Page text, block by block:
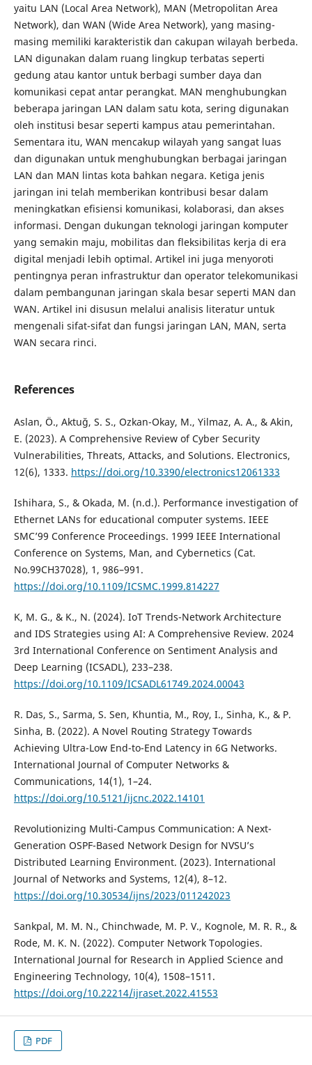
yaitu LAN (Local Area Network), MAN (Metropolitan Area
Network), dan WAN (Wide Area Network), yang masing-
masing memiliki karakteristik dan cakupan wilayah berbeda.
LAN digunakan dalam ruang lingkup terbatas seperti
gedung atau kantor untuk berbagi sumber daya dan
komunikasi cepat antar perangkat. MAN menghubungkan
beberapa jaringan LAN dalam satu kota, sering digunakan
oleh institusi besar seperti kampus atau pemerintahan.
Sementara itu, WAN mencakup wilayah yang sangat luas
dan digunakan untuk menghubungkan berbagai jaringan
LAN dan MAN lintas kota bahkan negara. Ketiga jenis
jaringan ini telah memberikan kontribusi besar dalam
meningkatkan efisiensi komunikasi, kolaborasi, dan akses
informasi. Dengan dukungan teknologi jaringan komputer
yang semakin maju, mobilitas dan fleksibilitas kerja di era
digital menjadi lebih optimal. Artikel ini juga menyoroti
pentingnya peran infrastruktur dan operator telekomunikasi
dalam pembangunan jaringan skala besar seperti MAN dan
WAN. Artikel ini disusun melalui analisis literatur untuk
mengenali sifat-sifat dan fungsi jaringan LAN, MAN, serta
WAN secara rinci.
References
Aslan, Ö., Aktuğ, S. S., Ozkan-Okay, M., Yilmaz, A. A., & Akin,
E. (2023). A Comprehensive Review of Cyber Security
Vulnerabilities, Threats, Attacks, and Solutions. Electronics,
12(6), 1333. https://doi.org/10.3390/electronics12061333
Ishihara, S., & Okada, M. (n.d.). Performance investigation of
Ethernet LANs for educational computer systems. IEEE
SMC’99 Conference Proceedings. 1999 IEEE International
Conference on Systems, Man, and Cybernetics (Cat.
No.99CH37028), 1, 986–991.
https://doi.org/10.1109/ICSMC.1999.814227
K, M. G., & K., N. (2024). IoT Trends-Network Architecture
and IDS Strategies using AI: A Comprehensive Review. 2024
3rd International Conference on Sentiment Analysis and
Deep Learning (ICSADL), 233–238.
https://doi.org/10.1109/ICSADL61749.2024.00043
R. Das, S., Sarma, S. Sen, Khuntia, M., Roy, I., Sinha, K., & P.
Sinha, B. (2022). A Novel Routing Strategy Towards
Achieving Ultra-Low End-to-End Latency in 6G Networks.
International Journal of Computer Networks &
Communications, 14(1), 1–24.
https://doi.org/10.5121/ijcnc.2022.14101
Revolutionizing Multi-Campus Communication: A Next-
Generation OSPF-Based Network Design for NVSU’s
Distributed Learning Environment. (2023). International
Journal of Networks and Systems, 12(4), 8–12.
https://doi.org/10.30534/ijns/2023/011242023
Sankpal, M. M. N., Chinchwade, M. P. V., Kognole, M. R. R., &
Rode, M. K. N. (2022). Computer Network Topologies.
International Journal for Research in Applied Science and
Engineering Technology, 10(4), 1508–1511.
https://doi.org/10.22214/ijraset.2022.41553
PDF